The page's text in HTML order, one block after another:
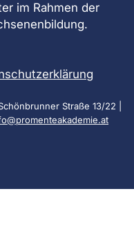
im Rahmen der
Straße 13/22 |